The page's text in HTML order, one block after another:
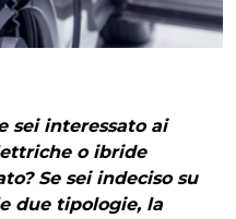
sei interessato ai
o ibride
? Se sei indeciso su
due tipologie, la